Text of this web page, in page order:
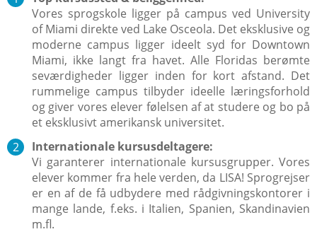
Vores sprogskole ligger på campus ved University
of Miami direkte ved Lake Osceola. Det eksklusive og
moderne campus ligger ideelt syd for Downtown
Miami, ikke langt fra havet. Alle Floridas berømte
seværdigheder ligger inden for kort afstand. Det
rummelige campus tilbyder ideelle læringsforhold
og giver vores elever følelsen af at studere og bo på
et eksklusivt amerikansk universitet.
Internationale kursusdeltagere:
Vi garanterer internationale kursusgrupper. Vores
elever kommer fra hele verden, da LISA! Sprogrejser
er en af de få udbydere med rådgivningskontorer i
mange lande, f.eks. i Italien, Spanien, Skandinavien
m.fl.